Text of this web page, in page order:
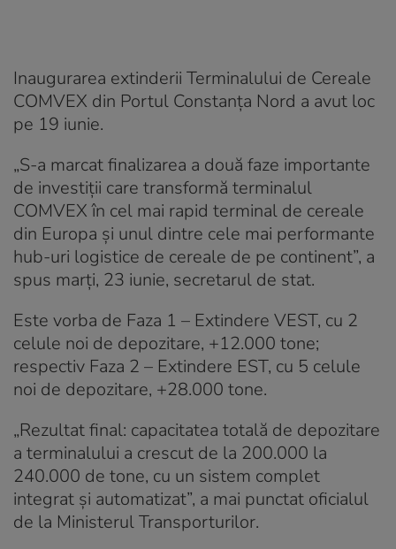
Inaugurarea extinderii Terminalului de Cereale
COMVEX din Portul Constanța Nord a avut loc
pe 19 iunie.
„S-a marcat finalizarea a două faze importante
de investiții care transformă terminalul
COMVEX în cel mai rapid terminal de cereale
din Europa și unul dintre cele mai performante
hub-uri logistice de cereale de pe continent”, a
spus marți, 23 iunie, secretarul de stat.
Este vorba de Faza 1 – Extindere VEST, cu 2
celule noi de depozitare, +12.000 tone;
respectiv Faza 2 – Extindere EST, cu 5 celule
noi de depozitare, +28.000 tone.
„Rezultat final: capacitatea totală de depozitare
a terminalului a crescut de la 200.000 la
240.000 de tone, cu un sistem complet
integrat și automatizat”, a mai punctat oficialul
de la Ministerul Transporturilor.